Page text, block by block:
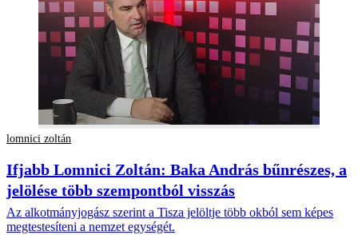
lomnici zoltán
Ifjabb Lomnici Zoltán: Baka András bűnrészes, a
jelölése több szempontból visszás
Az alkotmányjogász szerint a Tisza jelöltje több okból sem képes
megtestesíteni a nemzet egységét.